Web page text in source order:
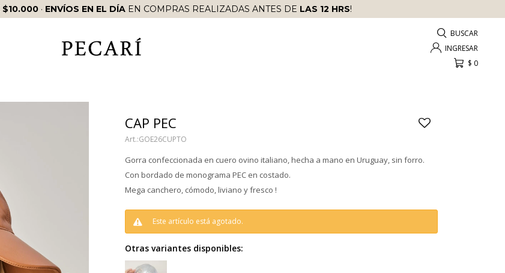
$10.000· ENVÍOS EN EL DÍAEN COMPRAS REALIZADAS ANTES DE LAS 12 HRS!
$ 0
CAP PEC
GOE26CUPTO
Gorra confeccionada en cuero ovino italiano, hecha a mano en Uruguay, sin forro.
Con bordado de monograma PEC en costado.
Mega canchero, cómodo, liviano y fresco !
Este artículo está agotado.
Otras variantes disponibles: